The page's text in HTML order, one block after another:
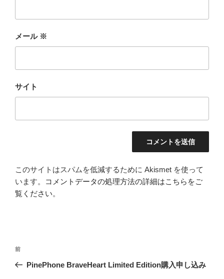
メール ※
サイト
このサイトはスパムを低減するために Akismet を使って
います。
コメントデータの処理方法の詳細はこちらをご
覧ください。
投
前
の
前
PinePhone BraveHeart Limited Edition購入申し込み